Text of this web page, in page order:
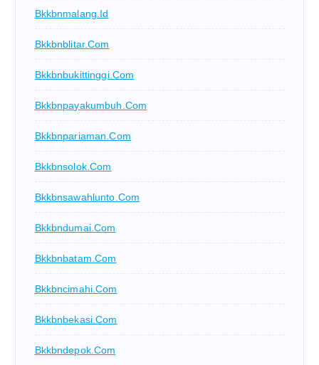
Bkkbnmalang.id
Bkkbnblitar.com
Bkkbnbukittinggi.com
Bkkbnpayakumbuh.com
Bkkbnpariaman.com
Bkkbnsolok.com
Bkkbnsawahlunto.com
Bkkbndumai.com
Bkkbnbatam.com
Bkkbncimahi.com
Bkkbnbekasi.com
Bkkbndepok.com